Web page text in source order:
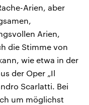
Arien, aber
Arien,
die Stimme von
wie etwa in der
der Oper „Il
Scarlatti. Bei
um möglichst